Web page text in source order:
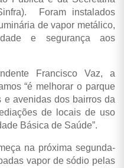
Foram instalados
de vapor metálico,
e segurança aos
Francisco Vaz, a
“é melhorar o parque
avenidas dos bairros da
de locais de uso
Básica de Saúde”.
na próxima segunda-
vapor de sódio pelas